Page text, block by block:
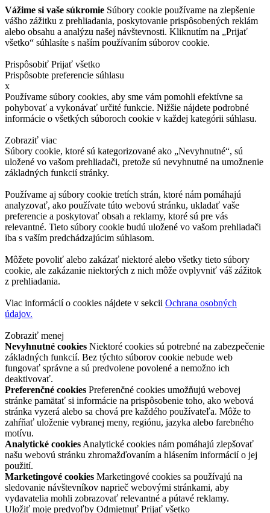
Vážime si vaše súkromie Súbory cookie používame na zlepšenie
vášho zážitku z prehliadania, poskytovanie prispôsobených reklám
alebo obsahu a analýzu našej návštevnosti. Kliknutím na „Prijať
všetko“ súhlasíte s naším používaním súborov cookie.
Prispôsobiť Prijať všetko
Prispôsobte preferencie súhlasu
x
Používame súbory cookies, aby sme vám pomohli efektívne sa
pohybovať a vykonávať určité funkcie. Nižšie nájdete podrobné
informácie o všetkých súboroch cookie v každej kategórii súhlasu.
Zobraziť viac
Súbory cookie, ktoré sú kategorizované ako „Nevyhnutné“, sú
uložené vo vašom prehliadači, pretože sú nevyhnutné na umožnenie
základných funkcií stránky.
Používame aj súbory cookie tretích strán, ktoré nám pomáhajú
analyzovať, ako používate túto webovú stránku, ukladať vaše
preferencie a poskytovať obsah a reklamy, ktoré sú pre vás
relevantné. Tieto súbory cookie budú uložené vo vašom prehliadači
iba s vaším predchádzajúcim súhlasom.
Môžete povoliť alebo zakázať niektoré alebo všetky tieto súbory
cookie, ale zakázanie niektorých z nich môže ovplyvniť váš zážitok
z prehliadania.
Viac informácií o cookies nájdete v sekcii Ochrana osobných
údajov.
Zobraziť menej
Nevyhnutné cookies Niektoré cookies sú potrebné na zabezpečenie
základných funkcií. Bez týchto súborov cookie nebude web
fungovať správne a sú predvolene povolené a nemožno ich
deaktivovať.
Preferenčné cookies Preferenčné cookies umožňujú webovej
stránke pamätať si informácie na prispôsobenie toho, ako webová
stránka vyzerá alebo sa chová pre každého používateľa. Môže to
zahŕňať uloženie vybranej meny, regiónu, jazyka alebo farebného
motívu.
Analytické cookies Analytické cookies nám pomáhajú zlepšovať
našu webovú stránku zhromažďovaním a hlásením informácií o jej
použití.
Marketingové cookies Marketingové cookies sa používajú na
sledovanie návštevníkov naprieč webovými stránkami, aby
vydavatelia mohli zobrazovať relevantné a pútavé reklamy.
Uložiť moje predvoľby Odmietnuť Prijať všetko